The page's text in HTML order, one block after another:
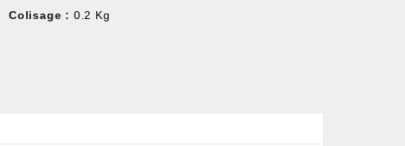
Colisage : 0.2 Kg